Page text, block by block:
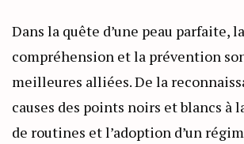
Dans la quête d’une peau parfaite, la
compréhension et la prévention
meilleures alliées. De la
causes des points noirs et blancs à
de routines et l’adoption d’un